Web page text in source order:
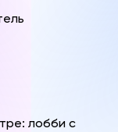
лобби с